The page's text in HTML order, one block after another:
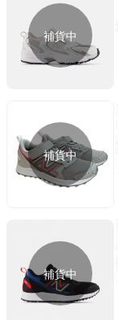
補貨中
補貨中
補貨中